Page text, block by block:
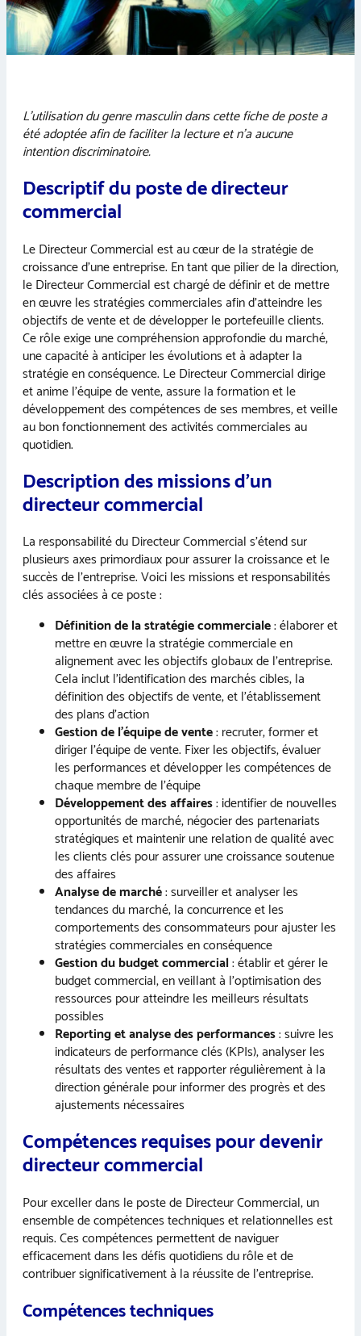
L’utilisation du genre masculin dans cette fiche de poste a
été adoptée afin de faciliter la lecture et n’a aucune
intention discriminatoire.
Descriptif du poste de directeur
commercial
Le Directeur Commercial est au cœur de la stratégie de
croissance d’une entreprise. En tant que pilier de la direction,
le Directeur Commercial est chargé de définir et de mettre
en œuvre les stratégies commerciales afin d’atteindre les
objectifs de vente et de développer le portefeuille clients.
Ce rôle exige une compréhension approfondie du marché,
une capacité à anticiper les évolutions et à adapter la
stratégie en conséquence. Le Directeur Commercial dirige
et anime l’équipe de vente, assure la formation et le
développement des compétences de ses membres, et veille
au bon fonctionnement des activités commerciales au
quotidien.
Description des missions d’un
directeur commercial
La responsabilité du Directeur Commercial s’étend sur
plusieurs axes primordiaux pour assurer la croissance et le
succès de l’entreprise. Voici les missions et responsabilités
clés associées à ce poste :
Définition de la stratégie commerciale: élaborer et
mettre en œuvre la stratégie commerciale en
alignement avec les objectifs globaux de l’entreprise.
Cela inclut l’identification des marchés cibles, la
définition des objectifs de vente, et l’établissement
des plans d’action
Gestion de l’équipe de vente: recruter, former et
diriger l’équipe de vente. Fixer les objectifs, évaluer
les performances et développer les compétences de
chaque membre de l’équipe
Développement des affaires: identifier de nouvelles
opportunités de marché, négocier des partenariats
stratégiques et maintenir une relation de qualité avec
les clients clés pour assurer une croissance soutenue
des affaires
Analyse de marché: surveiller et analyser les
tendances du marché, la concurrence et les
comportements des consommateurs pour ajuster les
stratégies commerciales en conséquence
Gestion du budget commercial: établir et gérer le
budget commercial, en veillant à l’optimisation des
ressources pour atteindre les meilleurs résultats
possibles
Reporting et analyse des performances: suivre les
indicateurs de performance clés (KPIs), analyser les
résultats des ventes et rapporter régulièrement à la
direction générale pour informer des progrès et des
ajustements nécessaires
Compétences requises pour devenir
directeur commercial
Pour exceller dans le poste de Directeur Commercial, un
ensemble de compétences techniques et relationnelles est
requis. Ces compétences permettent de naviguer
efficacement dans les défis quotidiens du rôle et de
contribuer significativement à la réussite de l’entreprise.
Compétences techniques